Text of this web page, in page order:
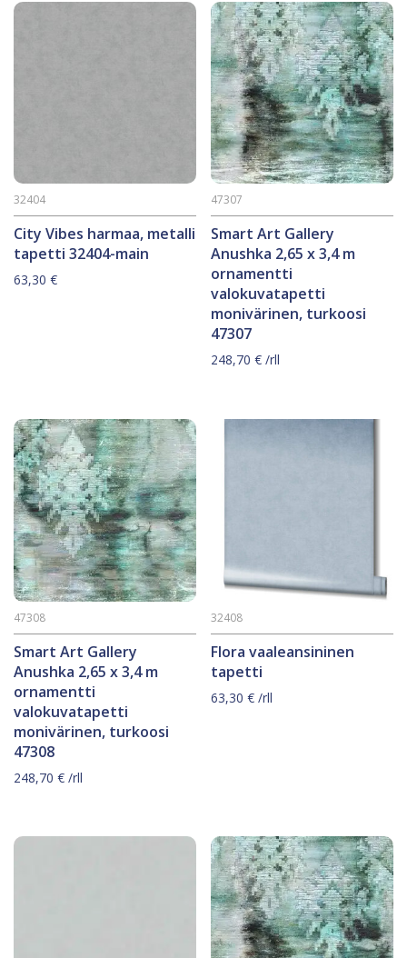
City Vibes harmaa, metalli
tapetti 32404-main
32404
63,30 €
Smart Art Gallery
Anushka 2,65 x 3,4 m
ornamentti
valokuvatapetti
monivärinen, turkoosi
47307
47307
248,70€ /rll
Smart Art Gallery
Anushka 2,65 x 3,4 m
ornamentti
valokuvatapetti
monivärinen, turkoosi
47308
47308
248,70 € /rll
Flora vaaleansininen
tapetti
32408
63,30€ /rll